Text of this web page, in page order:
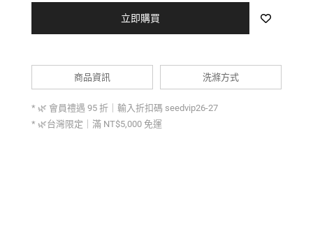
立即購買
商品資訊 洗滌方式
* 🌿 會員禮遇 95 折｜輸入折扣碼 seedvip26-27
* 🌿台灣限定｜滿 NT$5,000 免運